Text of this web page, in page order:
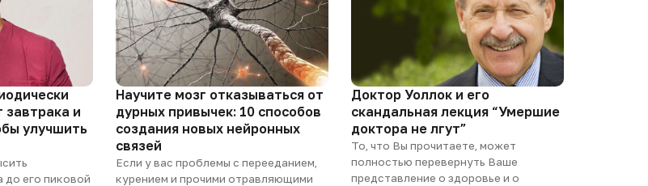
завтрака и
улучшить
до его пиковой
Научите мозг отказываться от
дурных привычек: 10 способов
создания новых нейронных
связей
Если у вас проблемы с перееданием,
курением и прочими отравляющими
Доктор Уоллок и его
скандальная лекция “Умершие
доктора не лгут”
То, что Вы прочитаете, может
полностью перевернуть Ваше
представление о здоровье и о